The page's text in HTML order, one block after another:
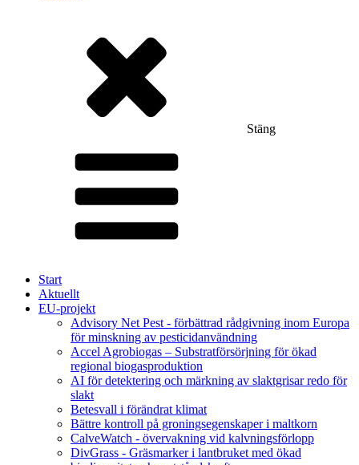
Stäng
Start
Aktuellt
EU-projekt
Advisory Net Pest - förbättrad rådgivning inom Europa
för minskning av pesticidanvändning
Accel Agrobiogas – Substratförsörjning för ökad
regional biogasproduktion
AI för detektering och märkning av slaktgrisar redo för
slakt
Betesvall i förändrat klimat
Bättre kontroll på groningsegenskaper i maltkorn
CalveWatch - övervakning vid kalvningsförlopp
DivGrass - Gräsmarker i lantbruket med ökad